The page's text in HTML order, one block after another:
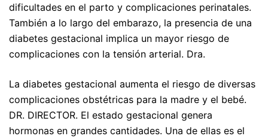
dificultades en el parto y complicaciones perinatales.
También a lo largo del embarazo, la presencia de una
diabetes gestacional implica un mayor riesgo de
complicaciones con la tensión arterial. Dra.
La diabetes gestacional aumenta el riesgo de diversas
complicaciones obstétricas para la madre y el bebé.
DR. DIRECTOR. El estado gestacional genera
hormonas en grandes cantidades. Una de ellas es el